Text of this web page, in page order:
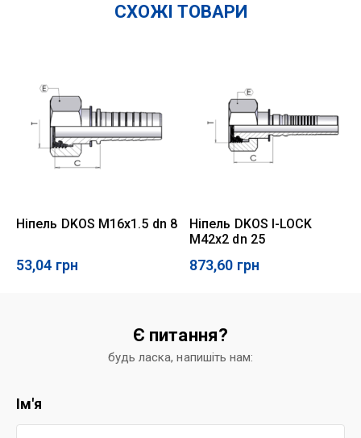
СХОЖІ ТОВАРИ
Ніпель DKOS M16x1.5 dn 8
53,04 грн
Ніпель DKOS I-LOCK
M42x2 dn 25
873,60 грн
Є питання?
будь ласка, напишіть нам:
Ім'я